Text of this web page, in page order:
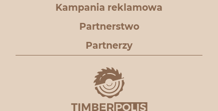
Kampania reklamowa
Partnerstwo
Partnerzy